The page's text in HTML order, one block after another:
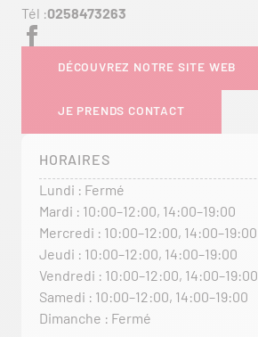
Tél :0258473263
DÉCOUVREZ NOTRE SITE WEB
JE PRENDS CONTACT
HORAIRES
Lundi : Fermé
Mardi : 10:00–12:00, 14:00–19:00
Mercredi : 10:00–12:00, 14:00–19:00
Jeudi : 10:00–12:00, 14:00–19:00
Vendredi : 10:00–12:00, 14:00–19:00
Samedi : 10:00–12:00, 14:00–19:00
Dimanche : Fermé